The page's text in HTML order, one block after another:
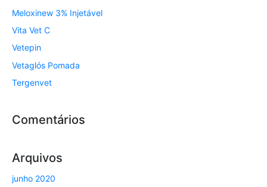
Meloxinew 3% Injetável
Vita Vet C
Vetepin
Vetaglós Pomada
Tergenvet
Comentários
Arquivos
junho 2020